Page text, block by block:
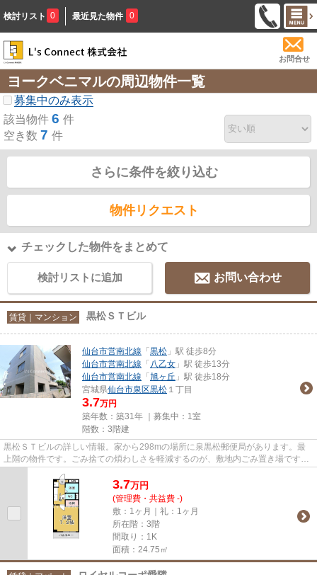
検討リスト 0 最近見た物件 0
お問合せ
ヨークベニマルの周辺物件一覧
募集中のみ表示
該当物件 6 件
空き数 7 件
さらに条件を絞り込む
物件リクエスト
チェックした物件をまとめて
検討リストに追加 お問い合わせ
賃貸｜マンション 黒松ＳＴビル
仙台市営南北線 「 黒松 」駅 徒歩8分
仙台市営南北線 「 八乙女 」駅 徒歩13分
仙台市営南北線 「 旭ヶ丘 」駅 徒歩18分
宮城県仙台市泉区黒松 １丁目
3.7万円
築年数：築31年 ｜募集中： 1室
階数：3階建
黒松ＳＴビルの詳しい情報。家から298mの場所に泉黒松郵便局があります。最
上階の物件です。ごみ捨ての煩わしさを軽減するのが、敷地内ごみ置き場です。
3.7万円
(管理費・共益費 -)
敷：1ヶ月｜礼：1ヶ月
所在階：3階
間取り：1K
面積：24.75㎡